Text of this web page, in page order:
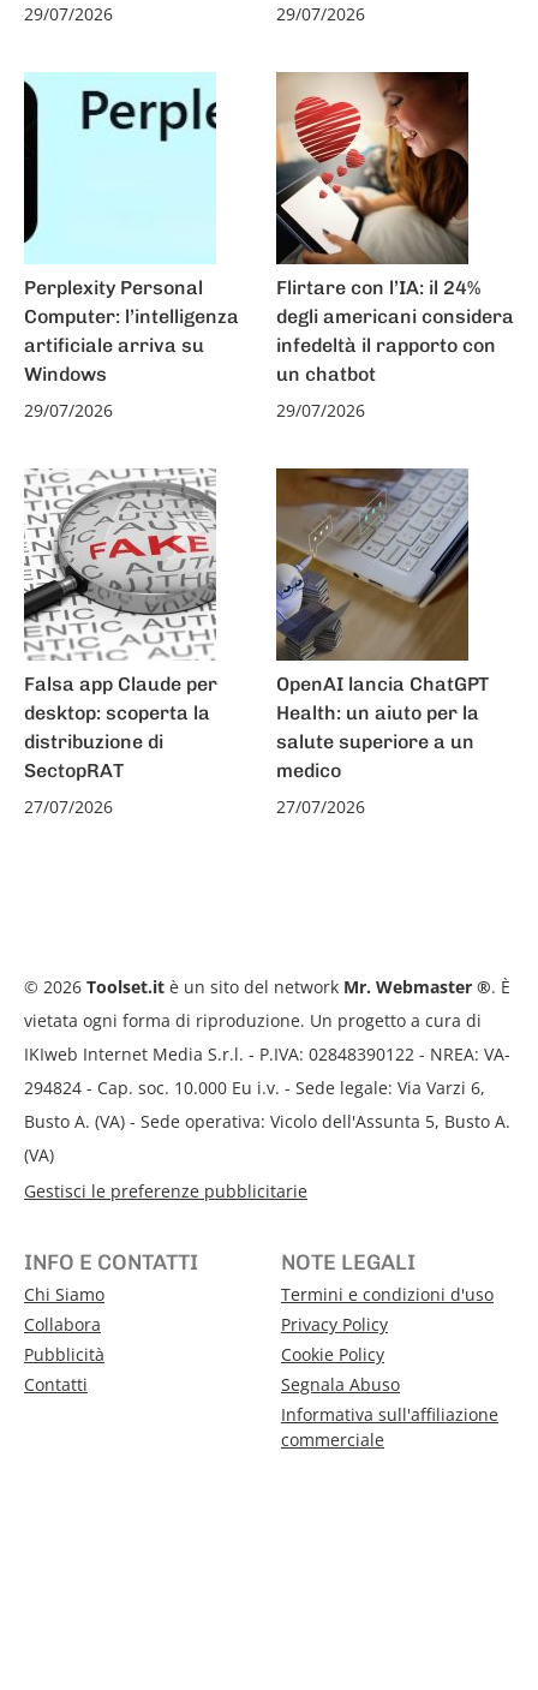
29/07/2026
29/07/2026
Perplexity Personal
Computer: l’intelligenza
artificiale arriva su
Windows
29/07/2026
Flirtare con l’IA: il 24%
degli americani considera
infedeltà il rapporto con
un chatbot
29/07/2026
Falsa app Claude per
desktop: scoperta la
distribuzione di
SectopRAT
27/07/2026
OpenAI lancia ChatGPT
Health: un aiuto per la
salute superiore a un
medico
27/07/2026
© 2026 Toolset.it è un sito del network Mr. Webmaster ®. È
vietata ogni forma di riproduzione. Un progetto a cura di
IKIweb Internet Media S.r.l. - P.IVA: 02848390122 - NREA: VA-
294824 - Cap. soc. 10.000 Eu i.v. - Sede legale: Via Varzi 6,
Busto A. (VA) - Sede operativa: Vicolo dell'Assunta 5, Busto A.
(VA)
Gestisci le preferenze pubblicitarie
INFO E CONTATTI
Chi Siamo
Collabora
Pubblicità
Contatti
NOTE LEGALI
Termini e condizioni d'uso
Privacy Policy
Cookie Policy
Segnala Abuso
Informativa sull'affiliazione
commerciale